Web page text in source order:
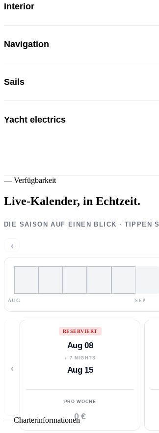
Interior
Navigation
Sails
Yacht electrics
— Verfügbarkeit
Live-Kalender, in Echtzeit.
DIE SAISON AUF EINEN BLICK · TIPPEN
‹
AUG SEP
‹
RESERVIERT
Aug 08
↓ 7 NIGHTS
Aug 15
PRO WOCHE
0 €
— Charterinformationen